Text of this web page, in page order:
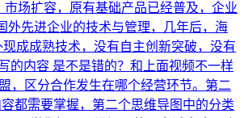
场扩容，原有基础产品已经普及，企业
外先进企业的技术与管理，几年后，海
成成熟技术，没有自主创新突破，没有
的内容 是不是错的？和上面视频不一样
区分合作发生在哪个经营环节。 ​ 第二
都需要掌握，第二个思维导图中的分类